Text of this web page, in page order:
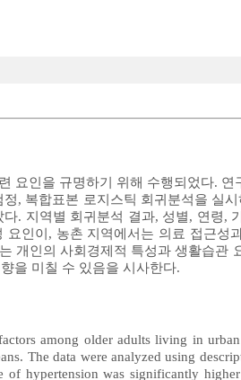
요인을 규명하기 위해 수행되었다. 연
, 복합표본 로지스틱 회귀분석을 실
. 지역별 회귀분석 결과, 성별, 연령,
인이, 농촌 지역에서는 의료 접근성
개인의 사회경제적 특성과 생활습관
을 미칠 수 있음을 시사한다.
among older adults living in
The data were analyzed using
of hypertension was significantly